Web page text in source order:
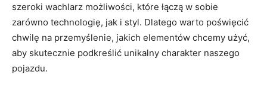
szeroki wachlarz możliwości, które łączą w sobie
zarówno technologię, jak i styl. Dlatego warto poświęcić
chwilę na przemyślenie, jakich elementów chcemy użyć,
aby skutecznie podkreślić unikalny charakter naszego
pojazdu.